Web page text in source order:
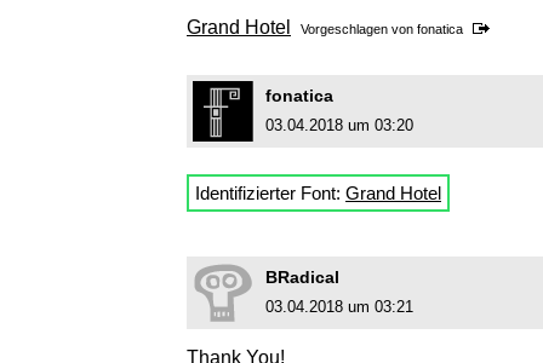
Grand Hotel Vorgeschlagen von fonatica
fonatica
03.04.2018 um 03:20
Identifizierter Font: Grand Hotel
BRadical
03.04.2018 um 03:21
Thank You!